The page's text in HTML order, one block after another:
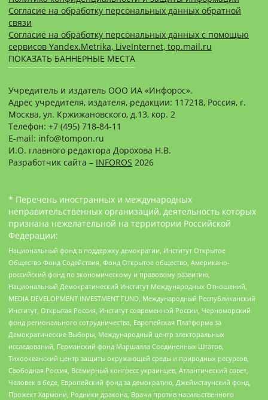
Согласие на обработку персональных данных обратной
связи
Согласие на обработку персональных данных с помощью
сервисов Yandex.Metrika, LiveInternet, top.mail.ru
ПОКАЗАТЬ БАННЕРНЫЕ МЕСТА
Учредитель и издатель ООО ИА «Инфорос».
Адрес учредителя, издателя, редакции: 117218, Россия, г.
Москва, ул. Кржижановского, д.13, кор. 2
Телефон: +7 (495) 718-84-11
E-mail: info@tompon.ru
И.О. главного редактора Дорохова Н.В.
Разработчик сайта – INFOROS 2026
* Перечень иностранных и международных
неправительственных организаций, деятельность которых
признана нежелательной на территории Российской
Федерации:
Национальный фонд в поддержку демократии, Институт Открытое
Общество Фонд Содействия, Фонд Открытое общество, Американо-
российский фонд по экономическому и правовому развитию,
Национальный Демократический Институт Международных Отношений,
MEDIA DEVELOPMENT INVESTMENT FUND, Международный Республиканский
Институт, Открытая Россия, Институт современной России, Черноморский
фонд регионального сотрудничества, Европейская Платформа за
Демократические Выборы, Международный центр электоральных
исследований, Германский фонд Маршалла Соединенных Штатов,
Тихоокеанский центр защиты окружающей среды и природных ресурсов,
Свободная Россия, Всемирный конгресс украинцев, Атлантический совет,
Человек в беде, Европейский фонд за демократию, Джеймстаунский фонд,
Прожект Хармони, Родники дракона, Врачи против насильственного